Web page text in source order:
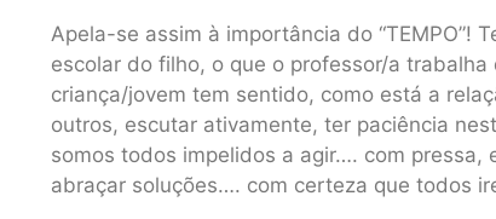
Apela-se assim à importância do “TEMPO”!
escolar do filho, o que o professor/a
criança/jovem tem sentido, como está a
outros, escutar ativamente, ter paciência
somos todos impelidos a agir…. com pressa,
abraçar soluções…. com certeza que todos